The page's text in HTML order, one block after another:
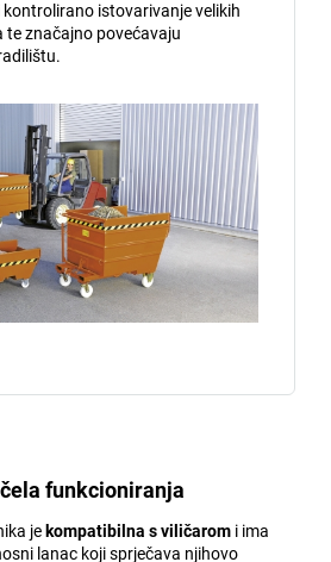
istovarivanje velikih
te značajno povećavaju
funkcioniranja
je kompatibilna s viličarom i ima
lanac koji sprječava njihovo